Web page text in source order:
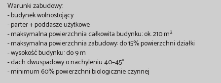
Warunki zabudowy:
- budynek wolnostojący
- parter + poddasze użytkowe
- maksymalna powierzchnia całkowita budynku: ok. 210 m²
- maksymalna powierzchnia zabudowy: do 15% powierzchni działki
- wysokość budynku: do 9 m
- dach dwuspadowy o nachyleniu 40–45°
- minimum 60% powierzchni biologicznie czynnej